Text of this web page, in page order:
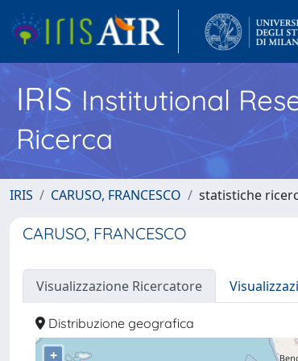
IRISInstitutional
Ricerca
IRIS CARUSO, FRANCESCO statistiche
CARUSO, FRANCESCO
Visualizzazione Ricercatore
Distribuzione geografica
+